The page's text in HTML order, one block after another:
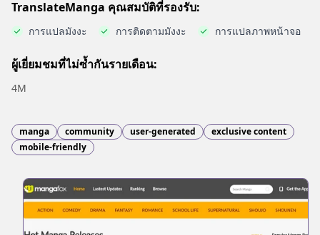
TranslateManga คุณสมบัติที่รองรับ:
การแปลมังงะ การติดตามมังงะ การแปลภาพหน้าจอ
ผู้เยี่ยมชมที่ไม่ซ้ำกันรายเดือน:
4M
manga community user-generated
exclusive content
mobile-friendly